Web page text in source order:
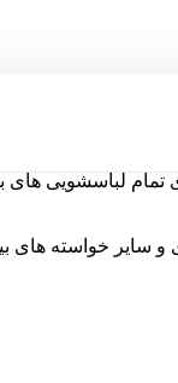
تمام لباسشویی
سایر خواسته های